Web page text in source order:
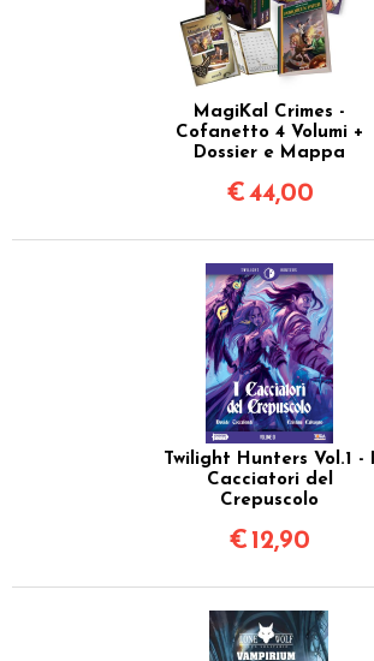
MagiKal Crimes -
Cofanetto 4 Volumi +
Dossier e Mappa
€44,00
Twilight Hunters Vol.1 - I
Cacciatori del
Crepuscolo
€ 12,90